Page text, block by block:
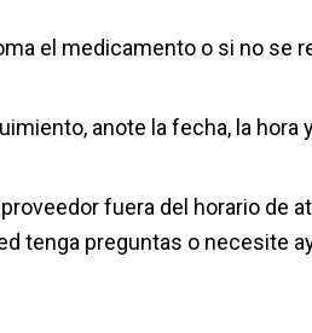
el medicamento o si no se
anote la fecha, la hora
fuera del horario de
tenga preguntas o necesite